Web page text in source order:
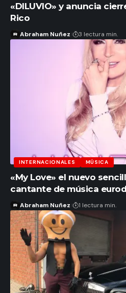
«DILUVIO» y anuncia
Rico
Abraham Nuñez 3 lectura min.
INTERNACIONALES MÚSICA
«My Love» el nuevo
cantante de música
Abraham Nuñez 1 lectura min.